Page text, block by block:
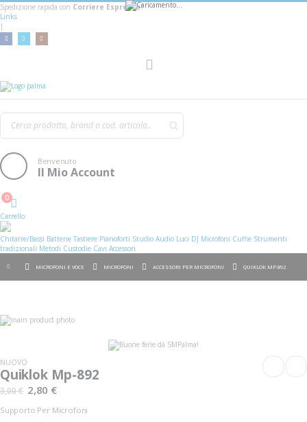
Spedizione rapida con Corriere Espresso!
Links
|
Benvenuto
Il Mio Account
Cart
0
Carrello
Chitarre/Bassi Batterie Tastiere Pianoforti Studio Audio Luci DJ Microfoni Cuffie Strumenti
tradizionali Metodi Custodie Cavi Accessori
MICROFONI E VOCE MICROFONI ACCESSORI PER MICROFONI QUIKLOK MP-892
Vai
alla
galleria
di
immagini
galleria
di
immagini
NUOVO
Quiklok Mp-892
3,00 € 2,80 €
Supporto Per Microfoni